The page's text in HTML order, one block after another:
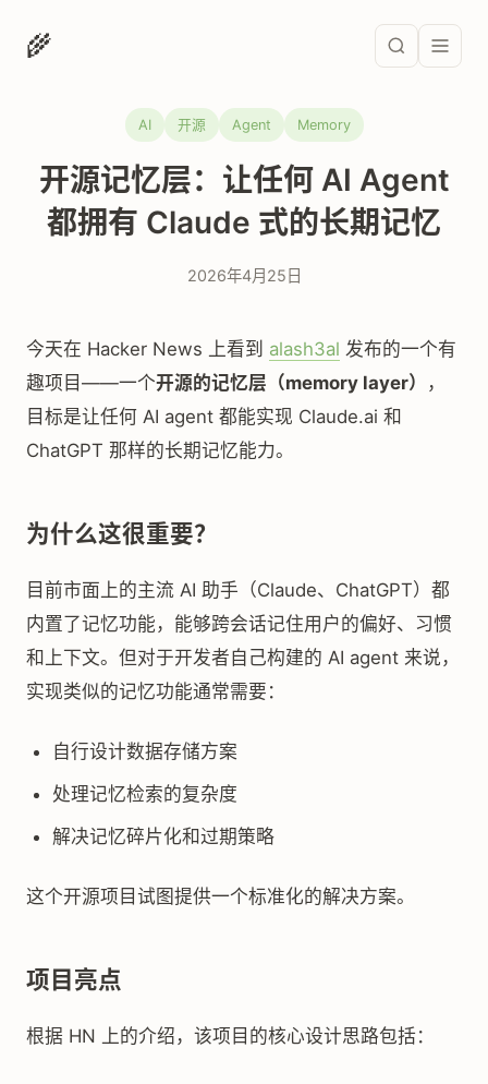
🌾
AI 开源 Agent Memory
开源记忆层：让任何 AI Agent
都拥有 Claude 式的长期记忆
2026年4月25日
今天在 Hacker News 上看到 alash3al 发布的一个有
趣项目——一个开源的记忆层（memory layer）
，
目标是让任何 AI agent 都能实现 Claude.ai 和
ChatGPT 那样的长期记忆能力。
为什么这很重要？
目前市面上的主流 AI 助手（Claude、ChatGPT）都
内置了记忆功能，能够跨会话记住用户的偏好、习惯
和上下文。但对于开发者自己构建的 AI agent 来说，
实现类似的记忆功能通常需要：
自行设计数据存储方案
处理记忆检索的复杂度
解决记忆碎片化和过期策略
这个开源项目试图提供一个标准化的解决方案。
项目亮点
根据 HN 上的介绍，该项目的核心设计思路包括：